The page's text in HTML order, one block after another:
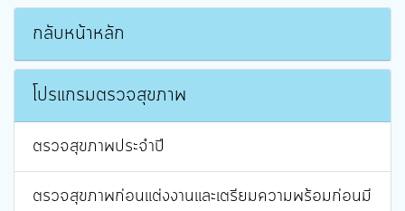
กลับหน้าหลัก
โปรแกรมตรวจสุขภาพ
ตรวจสุขภาพประจำปี
ตรวจสุขภาพก่อนแต่งงานและเตรียมความพร้อมก่อนมี